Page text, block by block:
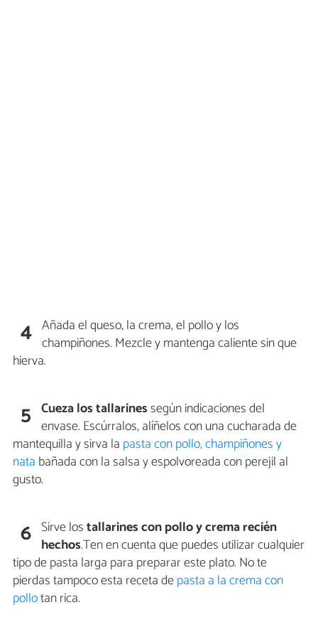
4 Añada el queso, la crema, el pollo y los
champiñones. Mezcle y mantenga caliente sin que
hierva.
5 Cueza los tallarinessegún indicaciones del
envase. Escúrralos, alíñelos con una cucharada de
mantequilla y sirva la pasta con pollo, champiñones y
nata bañada con la salsa y espolvoreada con perejil al
gusto.
6 Sirve lostallarines con pollo y crema recién
hechos.Ten en cuenta que puedes utilizar cualquier
tipo de pasta larga para preparar este plato. No te
pierdas tampoco esta receta depasta a la crema con
pollotan rica.